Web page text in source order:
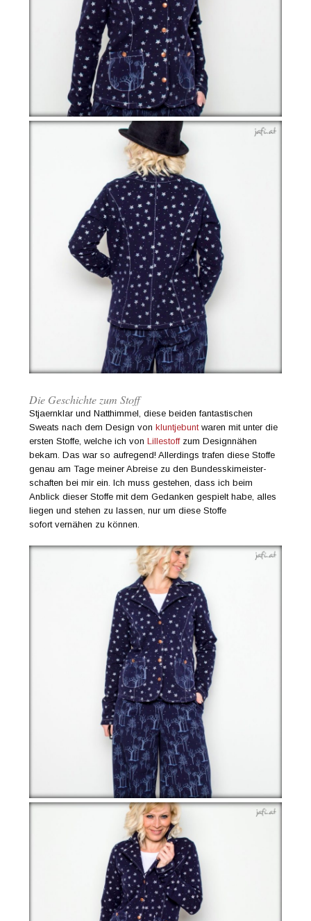
Die Geschichte zum Stoff
Stjaernklar und Natthimmel, diese beiden fantastischen
Sweats nach dem Design vonkluntjebuntwaren mit unter die
ersten Stoffe, welche ich vonLillestoffzum Designnähen
bekam. Das war so aufregend! Allerdings trafen diese Stoffe
genau am Tage meiner Abreise zu den Bundesskimeister-
schaften bei mir ein. Ich muss gestehen, dass ich beim
Anblick dieser Stoffe mit dem Gedanken gespielt habe, alles
liegen und stehen zu lassen, nur um diese Stoffe
sofort vernähen zu können.